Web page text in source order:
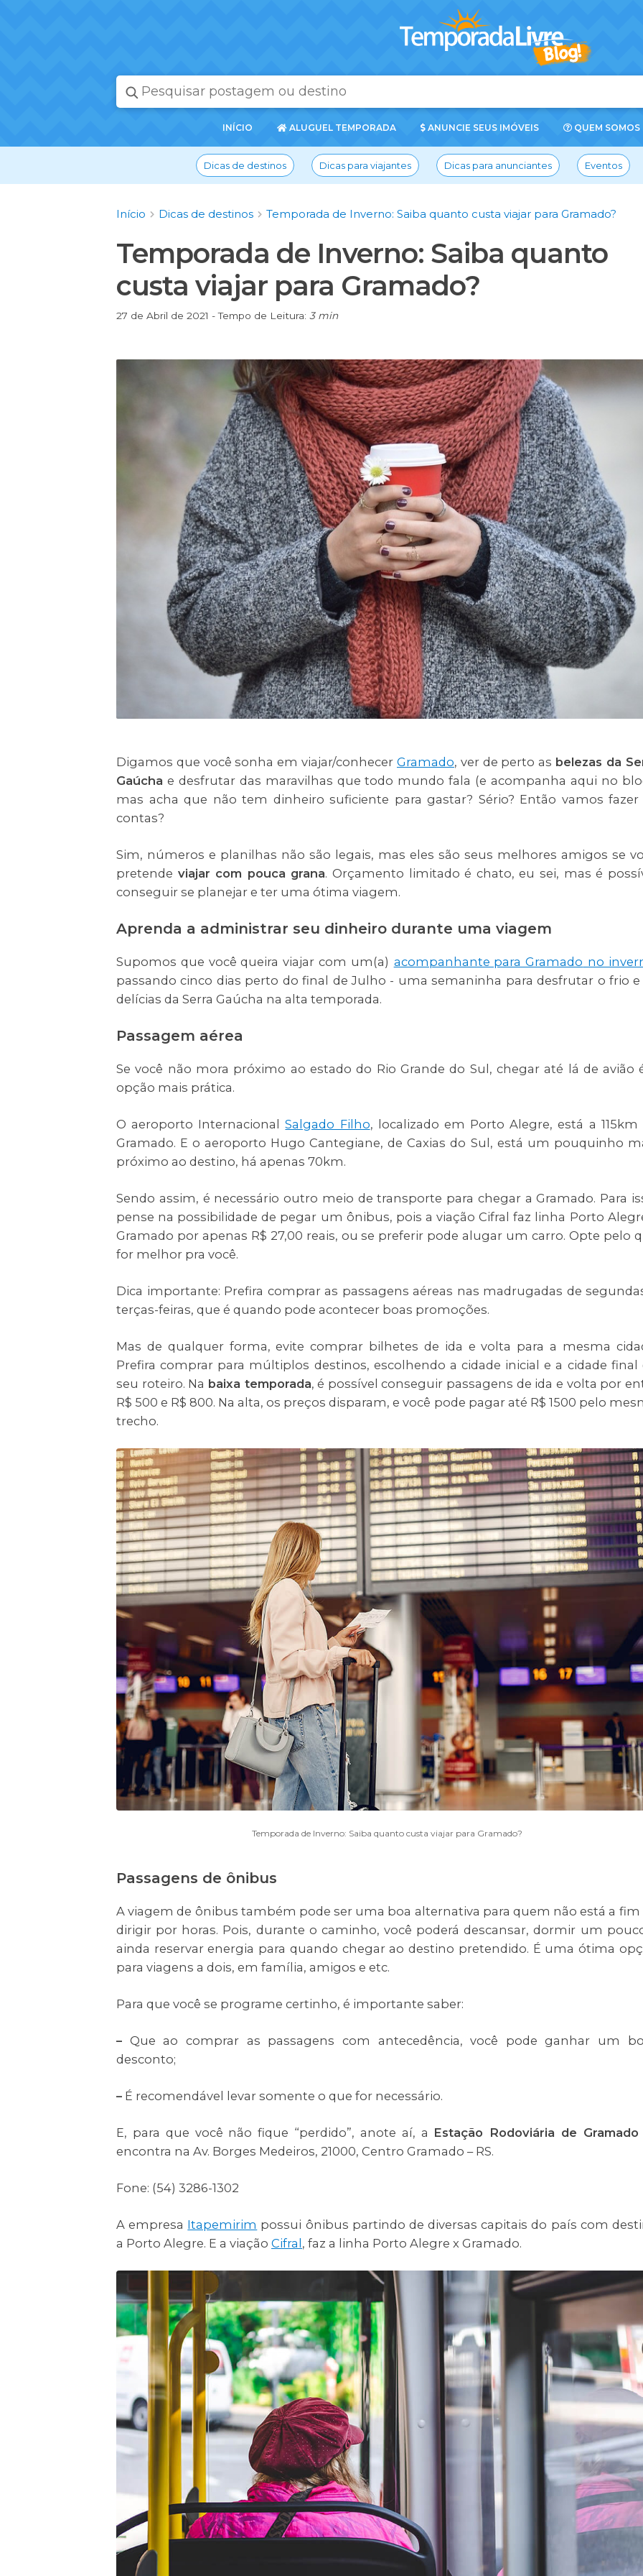
PÁGINA
INÍCIO ALUGUEL TEMPORADA ANUNCIE SEUS IMÓVEIS QUEM SOMOS
Dicas de destinos Dicas para viajantes Dicas para anunciantes Eventos
Início Dicas de destinos Temporada de Inverno: Saiba quanto custa viajar para Gramado?
Temporada de Inverno: Saiba quanto
custa viajar para Gramado?
27 de Abril de 2021 - Tempo de Leitura: 3 min
Digamos que você sonha em viajar/conhecer Gramado, ver de perto as belezas da
Gaúcha e desfrutar das maravilhas que todo mundo fala (e acompanha aqui no
mas acha que não tem dinheiro suficiente para gastar? Sério? Então vamos fazer
contas?
Sim, números e planilhas não são legais, mas eles são seus melhores amigos se
pretende viajar com pouca grana. Orçamento limitado é chato, eu sei, mas é
conseguir se planejar e ter uma ótima viagem.
Aprenda a administrar seu dinheiro durante uma viagem
Supomos que você queira viajar com um(a) acompanhante para Gramado no
passando cinco dias perto do final de Julho - uma semaninha para desfrutar o frio e
delícias da Serra Gaúcha na alta temporada.
Passagem aérea
Se você não mora próximo ao estado do Rio Grande do Sul, chegar até lá de avião
opção mais prática.
O aeroporto InternacionalSalgado Filho, localizado em Porto Alegre, está a 115km
Gramado. E o aeroporto Hugo Cantegiane, de Caxias do Sul, está um pouquinho
próximo ao destino, há apenas 70km.
Sendo assim, é necessário outro meio de transporte para chegar a Gramado. Para
pense na possibilidade de pegar um ônibus, pois a viação Cifral faz linha Porto
Gramado por apenas R$ 27,00 reais, ou se preferir pode alugar um carro. Opte pelo
for melhor pra você.
Dica importante: Prefira comprar as passagens aéreas nas madrugadas de
terças-feiras, que é quando pode acontecer boas promoções.
Mas de qualquer forma, evite comprar bilhetes de ida e volta para a mesma
Prefira comprar para múltiplos destinos, escolhendo a cidade inicial e a cidade final
seu roteiro. Na baixa temporada, é possível conseguir passagens de ida e volta por
R$ 500 e R$ 800. Na alta, os preços disparam, e você pode pagar até R$ 1500 pelo
trecho.
Temporada de Inverno: Saiba quanto custa viajar para Gramado?
Passagens de ônibus
A viagem de ônibus também pode ser uma boa alternativa para quem não está a fim
dirigir por horas. Pois, durante o caminho, você poderá descansar, dormir um
ainda reservar energia para quando chegar ao destino pretendido. É uma ótima
para viagens a dois, em família, amigos e etc.
Para que você se programe certinho, é importante saber:
– Que ao comprar as passagens com antecedência, você pode ganhar um
desconto;
– É recomendável levar somente o que for necessário.
E, para que você não fique “perdido”, anote aí, a Estação Rodoviária de Gramado
encontra na Av. Borges Medeiros, 21000, Centro Gramado – RS.
Fone: (54) 3286-1302
A empresa Itapemirim possui ônibus partindo de diversas capitais do país com
a Porto Alegre. E a viação Cifral, faz a linha Porto Alegre x Gramado.